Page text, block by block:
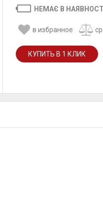
НЕМАЄ В
в избранное